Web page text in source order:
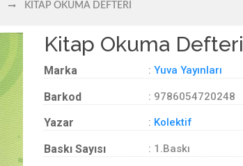
KITAP OKUMA DEFTERI
Kitap Okuma Defteri
Marka : Yuva Yayınları
Barkod : 9786054720248
Yazar : Kolektif
Baskı Sayısı : 1.Baskı